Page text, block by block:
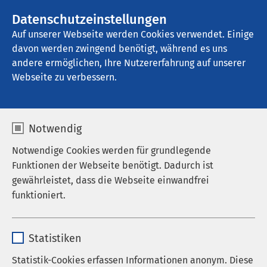
Datenschutzeinstellungen
Auf unserer Webseite werden Cookies verwendet. Einige
davon werden zwingend benötigt, während es uns
andere ermöglichen, Ihre Nutzererfahrung auf unserer
Webseite zu verbessern.
Notwendig
Notwendige Cookies werden für grundlegende
Funktionen der Webseite benötigt. Dadurch ist
gewährleistet, dass die Webseite einwandfrei
funktioniert.
Anbieter sgalinski
Statistiken
Statistik-Cookies erfassen Informationen anonym. Diese
AMEOS Klinikum Cuxhaven